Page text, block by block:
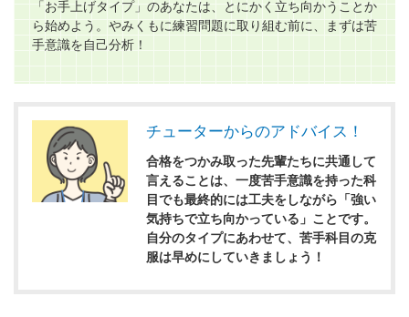
「お手上げタイプ」のあなたは、とにかく立ち向かうことか
ら始めよう。やみくもに練習問題に取り組む前に、まずは苦
手意識を自己分析！
チューターからのアドバイス！
合格をつかみ取った先輩たちに共通して
言えることは、一度苦手意識を持った科
目でも最終的には工夫をしながら「強い
気持ちで立ち向かっている」ことです。
自分のタイプにあわせて、苦手科目の克
服は早めにしていきましょう！